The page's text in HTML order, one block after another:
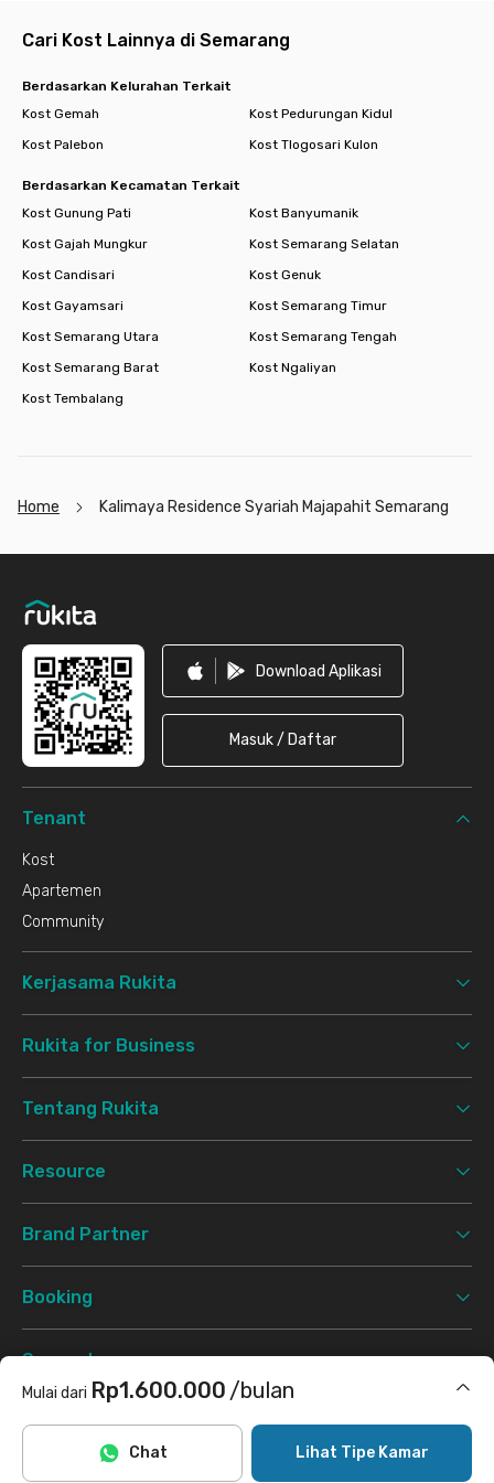
Mulai dari Rp1.600.000 /bulan
Termasuk internet/wifi, cleaning
Lihat Tipe Kamar
Chat
Cari Kost Lainnya di Semarang
Berdasarkan Kelurahan Terkait
Kost Gemah
Kost Pedurungan Kidul
Kost Palebon
Kost Tlogosari Kulon
Berdasarkan Kecamatan Terkait
Kost Gunung Pati
Kost Banyumanik
Kost Gajah Mungkur
Kost Semarang Selatan
Kost Candisari
Kost Genuk
Kost Gayamsari
Kost Semarang Timur
Kost Semarang Utara
Kost Semarang Tengah
Kost Semarang Barat
Kost Ngaliyan
Kost Tembalang
Home Kalimaya Residence Syariah Majapahit Semarang
Download Aplikasi
Masuk / Daftar
Tenant
Kost
Apartemen
Community
Kerjasama Rukita
Rukita for Business
Tentang Rukita
Resource
Brand Partner
Booking
Support
Syarat & Ketentuan Kebijakan Privasi
InstagramTwitter TikTok